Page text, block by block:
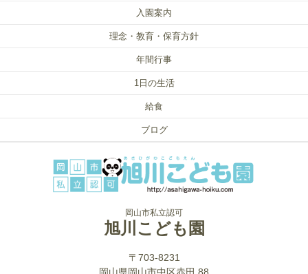
入園案内
理念・教育・保育方針
年間行事
1日の生活
給食
ブログ
岡山市私立認可
旭川こども園
〒703-8231
岡山県岡山市中区赤田 88